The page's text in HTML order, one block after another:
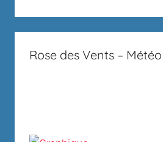
Rose des Vents –